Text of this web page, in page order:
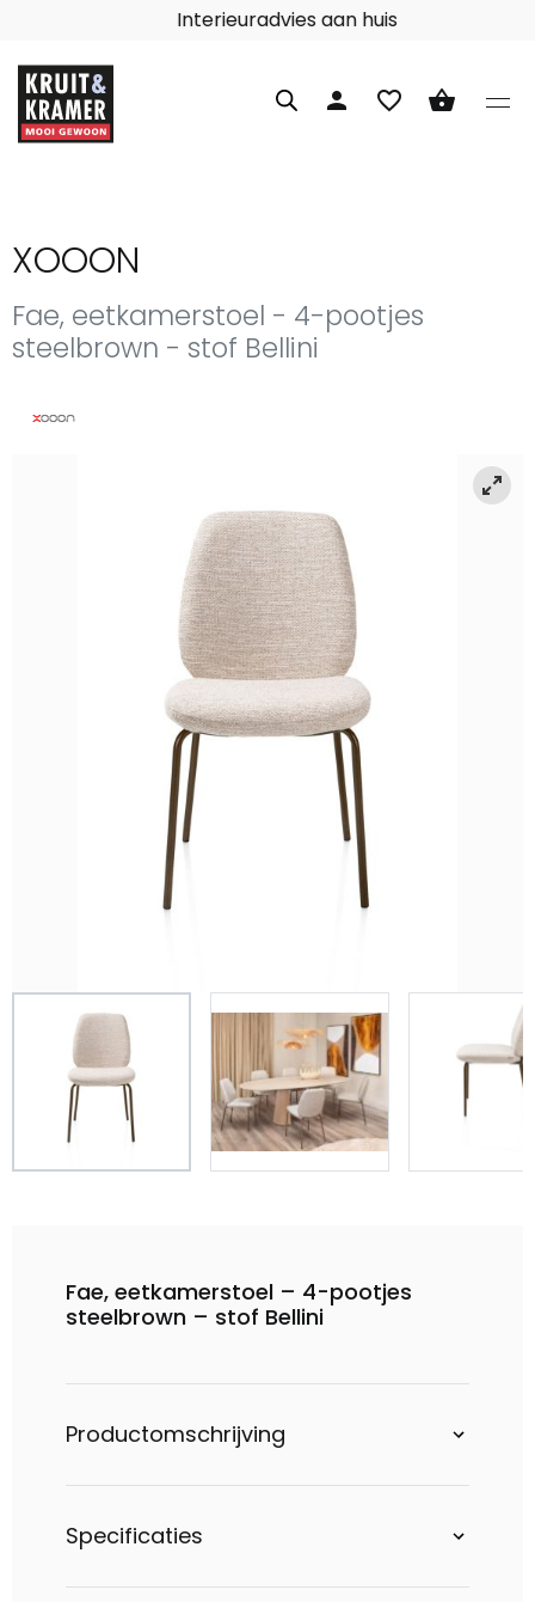
Interieuradvies aan huis
person favorite_border shopping_basket
XOOON
Fae, eetkamerstoel - 4-pootjes
steelbrown - stof Bellini
Fae, eetkamerstoel – 4-pootjes
steelbrown – stof Bellini
Productomschrijving
Specificaties